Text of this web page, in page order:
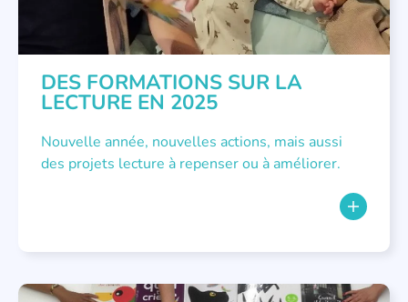
DES FORMATIONS SUR LA
LECTURE EN 2025
Nouvelle année, nouvelles actions, mais aussi
des projets lecture à repenser ou à améliorer.